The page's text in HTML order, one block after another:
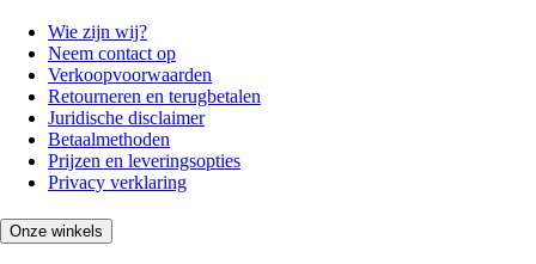
Wie zijn wij?
Neem contact op
Verkoopvoorwaarden
Retourneren en terugbetalen
Juridische disclaimer
Betaalmethoden
Prijzen en leveringsopties
Privacy verklaring
Onze winkels